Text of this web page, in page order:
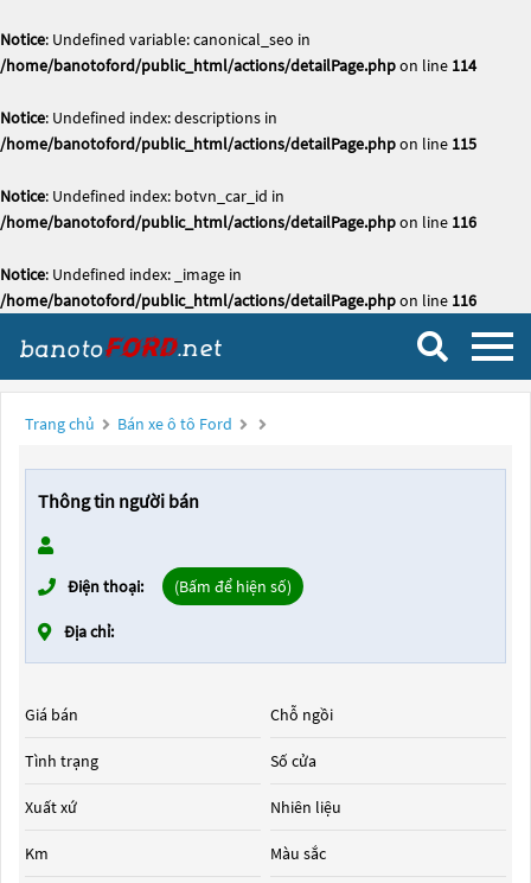
Notice: Undefined variable: canonical_seo in
/home/banotoford/public_html/actions/detailPage.phpon line 114
Notice: Undefined index: descriptions in
/home/banotoford/public_html/actions/detailPage.phpon line 115
Notice: Undefined index: botvn_car_id in
/home/banotoford/public_html/actions/detailPage.phpon line 116
Notice: Undefined index: _image in
/home/banotoford/public_html/actions/detailPage.phpon line 116
Trang chủ Bán xe ô tô Ford
Thông tin người bán
Điện thoại: (Bấm để hiện số)
Địa chỉ:
Giá bán
Tình trạng
Xuất xứ
Km
Chỗ ngồi
Số cửa
Nhiên liệu
Màu sắc